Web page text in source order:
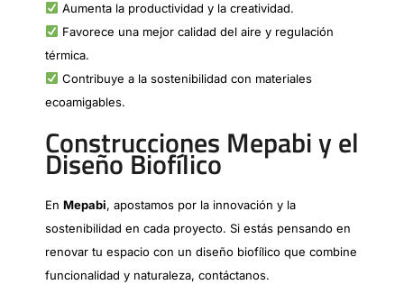
Aumenta la productividad y la creatividad.
Favorece una mejor calidad del aire y regulación
térmica.
Contribuye a la sostenibilidad con materiales
ecoamigables.
Construcciones Mepabi y el
Diseño Biofílico
En Mepabi, apostamos por la innovación y la
sostenibilidad en cada proyecto. Si estás pensando en
renovar tu espacio con un diseño biofílico que combine
funcionalidad y naturaleza, contáctanos.